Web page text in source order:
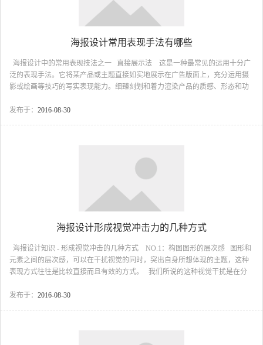
海报设计常用表现手法有哪些
海报设计中的常用表现技法之一 直接展示法 这是一种最常见的运用十分广
泛的表现手法。它将某产品或主题直接如实地展示在广告版面上，充分运用摄
影或绘画等技巧的写实表现能力。细臻刻划和着力渲染产品的质感、形态和功
费者对所宣传的产品产生一种亲切感和信任感。 这种手法由于直接将产品推
发布于： 2016-08-30
海报设计形成视觉冲击力的几种方式
海报设计知识 - 形成视觉冲击的几种方式 NO.1：构图图形的层次感 图形和
元素之间的层次感，可以在干扰视觉的同时，突出自身所想体现的主题，这种
表现方式往往是比较直接而且有效的方式。 我们所说的这种视觉干扰是在分
产生的图形是这个主题的辅助图形。 这种设计方式是现在比较多见的一种设
发布于： 2016-08-30